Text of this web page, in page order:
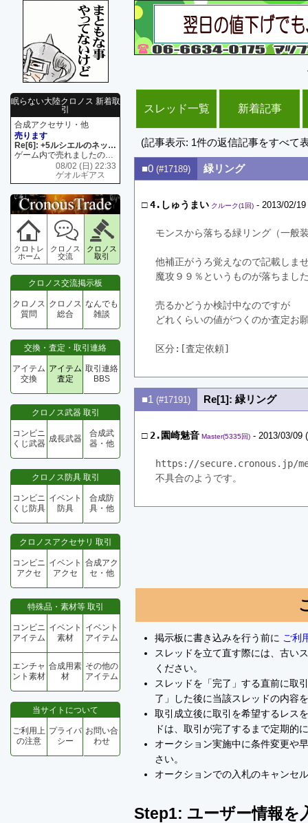
眠らない大陸クロノス 新着取
引
合成アクセサリ・他
売ります
Re[6]: +5ルシエルのネックレス
ゲーム内で売れましたので 在庫がネク1 リング4 となります リングのお値段は80G といたします
08/02 (日) 22:33
ゲオルギアス
クロトレ
ホーム
クロノス
交流
クロノス
取引
クロノス交流掲示板
クロノス
質問
クロノス
総合
なんでも
雑談
交換・査定・取引連絡
アイテム
交換
アイテム
査定
取引連絡
BBS
クロノス武器 取引
コンビニ
くじ武器 成長武器
合成武
器・他
クロノス防具 取引
コンビニ
くじ防具
イベント
防具
合成防
具・他
クロノスアクセサリ 取引
コンビニ
アクセ
イベント
アクセ
合成アク
セ・他
特殊品・素材等 取引
コンビニ
アイテム
イベント
素材
イベント
アイテム
エンチャ
ント素材
合成用素
材
その他の
アイテム
当サイトについて
ご利用上
の注意
プライバ
シー
お問い合
わせ
スレッド一覧 新着記事
(記事表示: 1件の返信記事をすべて
■0 (#17189) 緑リング
□4.しゅうまい クルーク(1回) - 2013/02/
モンスから落ちる緑リング（一般
他補正がうろ覚えなので記載しま
魔攻９９％というものが落ちまし
売るかどうか検討中なのですが
どれくらいの値がつくのか査定お
区分:[査定依頼]
■1 (#17191) Re[1]: 緑リング
□ 2.園崎魅音 Master(5335回) - 2013/03/09
https://secure.cronous.jp/
不具合のようです。
掲示板に書き込みを行う前に ご利
スレッドを立て直す際には、古い
ください。
スレッドを「完了」する直前に取
了」した後に当該スレッドの内容
取引成立後に取引を希望するレス
ドは、取引が完了するまで定期的
オークション実施中に条件変更や
さい。
オークションでの入札のキャンセ
Step1: ユーザー情報を